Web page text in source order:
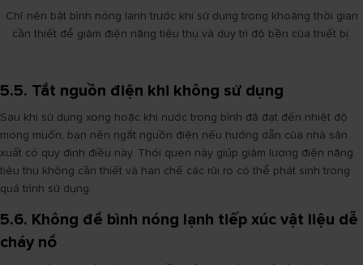
Chỉ nên bật bình nóng lạnh trước khi sử dụng trong khoảng thời gian
cần thiết để giảm điện năng tiêu thụ và duy trì độ bền của thiết bị.
5.5. Tắt nguồn điện khi không sử dụng
Sau khi sử dụng xong hoặc khi nước trong bình đã đạt đến nhiệt độ
mong muốn, bạn nên ngắt nguồn điện nếu hướng dẫn của nhà sản
xuất có quy định điều này. Thói quen này giúp giảm lượng điện năng
tiêu thụ không cần thiết và hạn chế các rủi ro có thể phát sinh trong
quá trình sử dụng.
5.6. Không để bình nóng lạnh tiếp xúc vật liệu dễ
cháy nổ